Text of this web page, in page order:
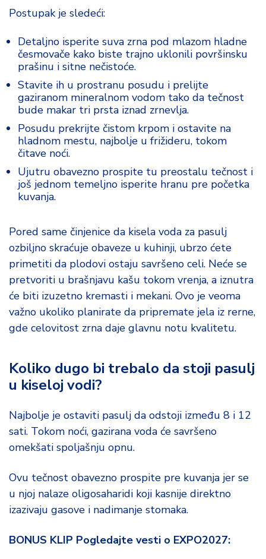
Postupak je sledeći:
Detaljno isperite suva zrna pod mlazom hladne
česmovače kako biste trajno uklonili površinsku
prašinu i sitne nečistoće.
Stavite ih u prostranu posudu i prelijte
gaziranom mineralnom vodom tako da tečnost
bude makar tri prsta iznad zrnevlja.
Posudu prekrijte čistom krpom i ostavite na
hladnom mestu, najbolje u frižideru, tokom
čitave noći.
Ujutru obavezno prospite tu preostalu tečnost i
još jednom temeljno isperite hranu pre početka
kuvanja.
Pored same činjenice da kisela voda za pasulj
ozbiljno skraćuje obaveze u kuhinji, ubrzo ćete
primetiti da plodovi ostaju savršeno celi. Neće se
pretvoriti u brašnjavu kašu tokom vrenja, a iznutra
će biti izuzetno kremasti i mekani. Ovo je veoma
važno ukoliko planirate da pripremate jela iz rerne,
gde celovitost zrna daje glavnu notu kvalitetu.
Koliko dugo bi trebalo da stoji pasulj
u kiseloj vodi?
Najbolje je ostaviti pasulj da odstoji između 8 i 12
sati. Tokom noći, gazirana voda će savršeno
omekšati spoljašnju opnu.
Ovu tečnost obavezno prospite pre kuvanja jer se
u njoj nalaze oligosaharidi koji kasnije direktno
izazivaju gasove i nadimanje stomaka.
BONUS KLIP Pogledajte vesti o EXPO2027: